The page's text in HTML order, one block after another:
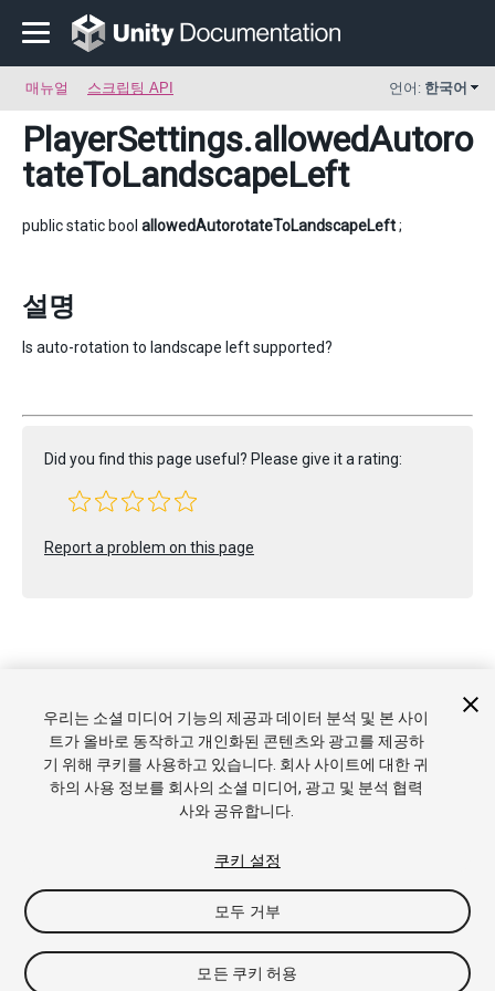
매뉴얼 스크립팅 API 언어: 한국어
PlayerSettings.allowedAutoro
tateToLandscapeLeft
public static bool allowedAutorotateToLandscapeLeft;
설명
Is auto-rotation to landscape left supported?
Did you find this page useful? Please give it a rating:
Report a problem on this page
Copyright © 2020 Unity Technologies. Publication 2020.1
튜토리얼
커뮤니티 답변 기술 자료 포럼 에셋 스토어
및 이용약관
법률정보 개인정보처리방침 쿠키
내 개인정보 판
매 금지
쿠키 기본 설정
우리는 소셜 미디어 기능의 제공과 데이터 분석 및 본 사이
트가 올바로 동작하고 개인화된 콘텐츠와 광고를 제공하
기 위해 쿠키를 사용하고 있습니다. 회사 사이트에 대한 귀
하의 사용 정보를 회사의 소셜 미디어, 광고 및 분석 협력
사와 공유합니다.
쿠키 설정
모두 거부
모든 쿠키 허용